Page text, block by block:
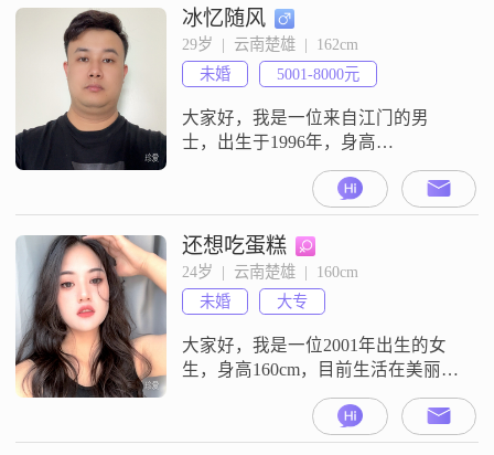
身材，也喜欢玩电子游戏来放松自
己。我性格比较沉稳，追求的是稳
定安逸的生活。我认为，生活不需
要太多的波澜壮阔，有时候平淡才
是真。所以，我更倾向于细水长流
的
冰忆随风
29岁  |  云南楚雄  |  162cm
未婚
5001-8000元
大家好，我是一位来自江门的男
士，出生于1996年，身高
162cm##3002##我在工作中表现稳
定，目前月收入在5001到8000元之
间##3002##我的学历是中专，虽然
不是很高，但我一直在努力提升自
己##3002##我性格稳重可靠，责任
感强，对待事情认真负责##3002##
在生活中，我始终坚持真诚待人，
无论是朋友还
还想吃蛋糕
24岁  |  云南楚雄  |  160cm
未婚
大专
大家好，我是一位2001年出生的女
生，身高160cm，目前生活在美丽的
楚雄##3002##我拥有大专学历，在
工作中勤奋努力，每月收入稳定在
3001到5000元之间##3002##我性格